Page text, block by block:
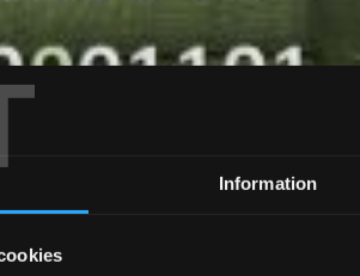
Information
Fixare